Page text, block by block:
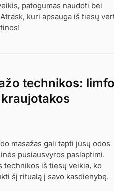
patogumas naudoti bei
kuri apsauga iš tiesų
technikos:
masažas gali tapti jūsų odos
pusiausvyros paslaptimi.
technikos iš tiesų veikia, ko
šį ritualą į savo kasdienybę.